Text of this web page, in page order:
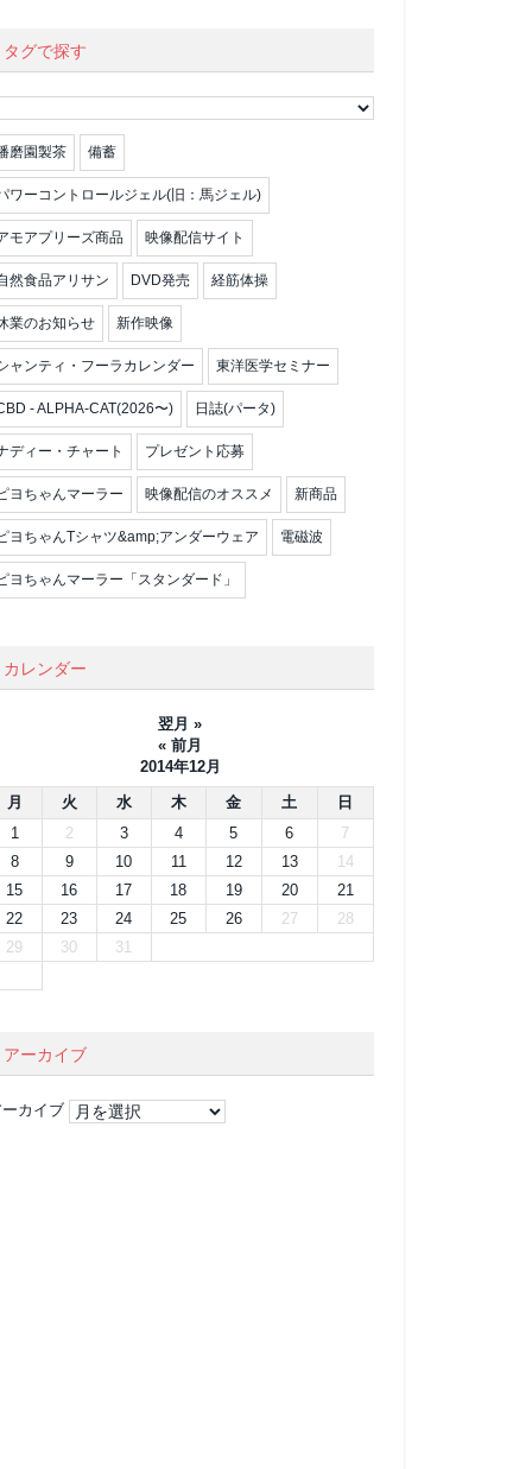
タグで探す
磨園製茶 備蓄
ワーコントロールジェル(旧：馬ジェル)
モアプリーズ商品 映像配信サイト
然食品アリサン DVD発売 経筋体操
業のお知らせ 新作映像
ャンティ・フーラカレンダー 東洋医学セミナー
- ALPHA-CAT(2026〜) 日誌(パータ)
ディー・チャート プレゼント応募
ヨちゃんマーラー 映像配信のオススメ 新商品
ヨちゃんTシャツ&amp;アンダーウェア 電磁波
ヨちゃんマーラー「スタンダード」
カレンダー
翌月 »
« 前月
2014年12月
月
火 水 木 金 土
日
1
2 3 4 5 6
7
8
9 10 11 12 13
14
15
16 17 18 19 20
21
22
23 24 25 26 27
28
29
30 31
アーカイブ
カイブ